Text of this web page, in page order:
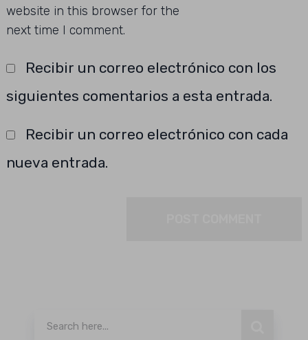
website in this browser for the
next time I comment.
Recibir un correo electrónico con los
siguientes comentarios a esta entrada.
Recibir un correo electrónico con cada
nueva entrada.